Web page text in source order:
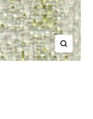
ズ
ー